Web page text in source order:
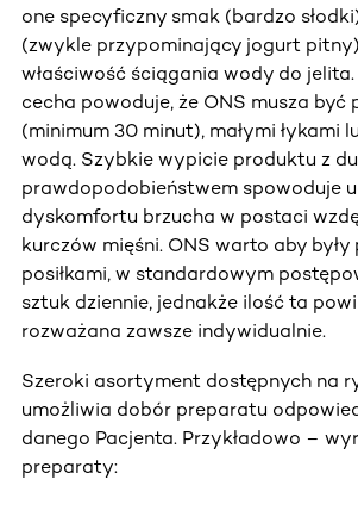
one specyficzny smak (bardzo
(zwykle przypominający jogurt
właściwość ściągania wody do
cecha powoduje, że ONS musza być
(minimum 30 minut), małymi łykami
wodą. Szybkie wypicie produktu z
prawdopodobieństwem spowoduje
dyskomfortu brzucha w postaci
kurczów mięśni. ONS warto aby były
posiłkami, w standardowym
sztuk dziennie, jednakże ilość ta
rozważana zawsze indywidualnie.
Szeroki asortyment dostępnych na
umożliwia dobór preparatu
danego Pacjenta. Przykładowo –
preparaty: